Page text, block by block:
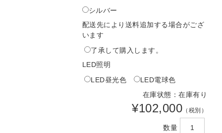
シルバー
配送先により送料追加する場合がござ
います
了承して購入します。
LED照明
LED昼光色
LED電球色
在庫状態：在庫有り
¥102,000 （税別）
数量